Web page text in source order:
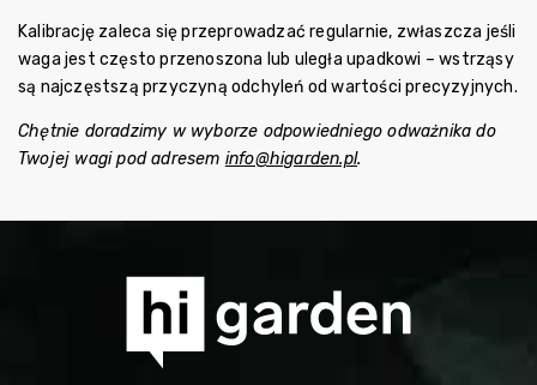
Kalibrację zaleca się przeprowadzać regularnie, zwłaszcza jeśli
waga jest często przenoszona lub uległa upadkowi – wstrząsy
są najczęstszą przyczyną odchyleń od wartości precyzyjnych.
Chętnie doradzimy w wyborze odpowiedniego odważnika do
Twojej wagi pod adresem info@higarden.pl.